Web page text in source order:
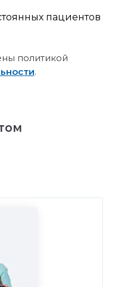
пациентов
политикой
.